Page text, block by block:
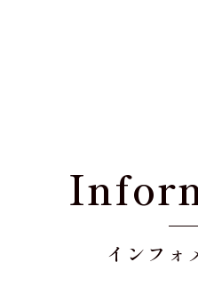
インフォ